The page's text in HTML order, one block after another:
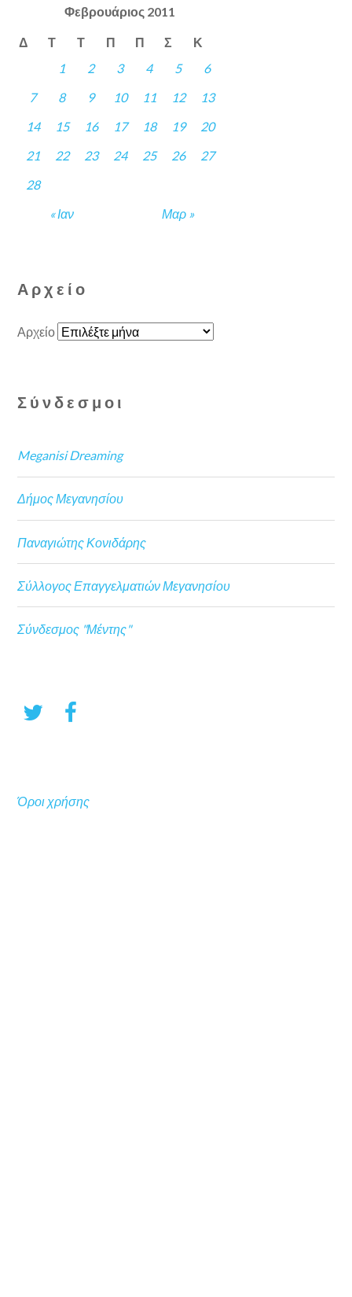
Φεβρουάριος 2011
Δ Τ Τ Π Π Σ Κ
« Ιαν Μαρ »
1 2 3 4 5
6
7
8 9 10 11 12
13
14
15 16 17 18 19
20
21
22 23 24 25 26
27
28
Αρχείο
Αρχείο
Σύνδεσμοι
Meganisi Dreaming
Δήμος Μεγανησίου
Παναγιώτης Κονιδάρης
Σύλλογος Επαγγελματιών Μεγανησίου
Σύνδεσμος "Μέντης"
Όροι χρήσης